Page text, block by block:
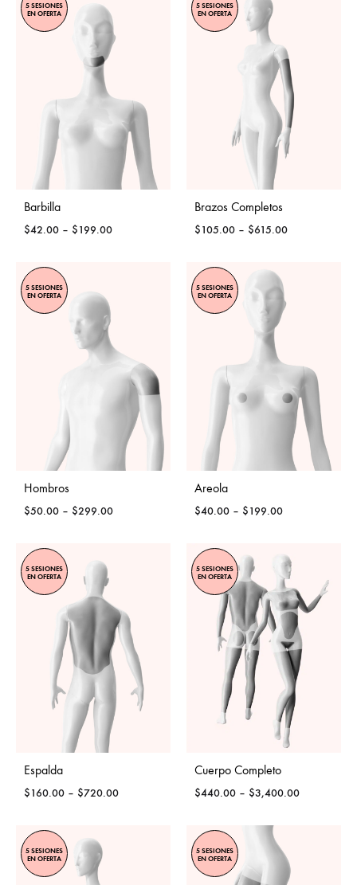
5 SESIONES
EN OFERTA
Barbilla
$42.00 – $199.00Price
5 SESIONES
EN OFERTA
Brazos Completos
$105.00 – $615.00Price
5 SESIONES
EN OFERTA
Hombros
$50.00 – $299.00Price
5 SESIONES
EN OFERTA
Areola
$40.00 – $199.00Price
through
$199.00
5 SESIONES
EN OFERTA
Espalda
$160.00 – $720.00Price
5 SESIONES
EN OFERTA
Cuerpo Completo
$440.00 – $3,400.00Price
5 SESIONES
EN OFERTA
5 SESIONES
EN OFERTA